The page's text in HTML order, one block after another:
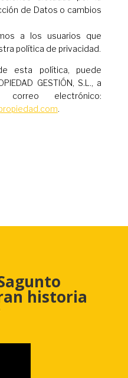
de Datos o cambios
a los usuarios que
política de privacidad.
esta política, puede
GESTIÓN, S.L., a
electrónico:
.
historia